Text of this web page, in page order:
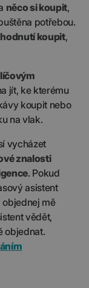
něco si koupit,
potřebou.
koupit,
jít, ke kterému
koupit nebo
na vlak.
vycházet
znalosti
. Pokud
asistent
objednej mě
vědět,
objednat.